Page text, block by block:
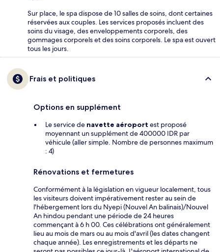
Sur place, le spa dispose de 10 salles de soins, dont certaines
réservées aux couples. Les services proposés incluent des
soins du visage, des enveloppements corporels, des
gommages corporels et des soins corporels. Le spa est ouvert
tous les jours.
Frais et politiques
Options en supplément
Le service de navette aéroport est proposé
moyennant un supplément de 400000 IDR par
véhicule (aller simple. Nombre de personnes maximum
: 4)
Rénovations et fermetures
Conformément à la législation en vigueur localement, tous
les visiteurs doivent impérativement rester au sein de
l'hébergement lors du Nyepi (Nouvel An balinais)/Nouvel
An hindou pendant une période de 24 heures
commençant à 6 h 00. Ces célébrations ont généralement
lieu au mois de mars ou au mois d'avril (les dates changent
chaque année). Les enregistrements et les départs ne